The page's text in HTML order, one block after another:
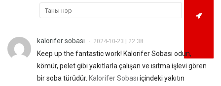
kalorifer sobası • 2024-10-23 | 22:38
Keep up the fantastic work! Kalorifer Sobası odun,
kömür, pelet gibi yakıtlarla çalışan ve ısıtma işlevi gören
bir soba türüdür. Kalorifer Sobası içindeki yakıtın